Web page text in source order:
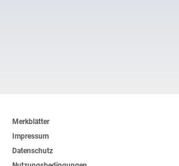
Merkblätter
Impressum
Datenschutz